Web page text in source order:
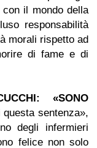
il mondo della
responsabilità
morali rispetto ad
di fame e di
«SONO
sentenza»,
degli infermieri
felice non solo